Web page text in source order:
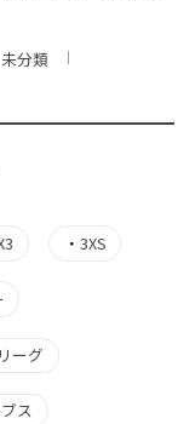
未分類
・ 3XS
ーグ
ス